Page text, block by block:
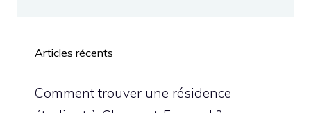
Articles récents
Comment trouver une résidence